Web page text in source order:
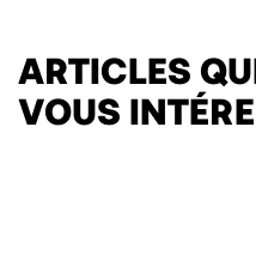
ARTICLES
VOUS